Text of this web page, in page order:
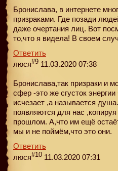
Бронислава, в интернете
призраками. Где позади
даже очертания лиц. Вот
то,что я видела! В своем
Ответить
люся#9 11.03.2020 07:38
Бронислава,так призраки и
сфер -это же сгусток
исчезает ,а называется
появляются для нас
прошлом. А,что им ещё
мы и не поймём,что это они.
Ответить
люся#10 11.03.2020 07:31